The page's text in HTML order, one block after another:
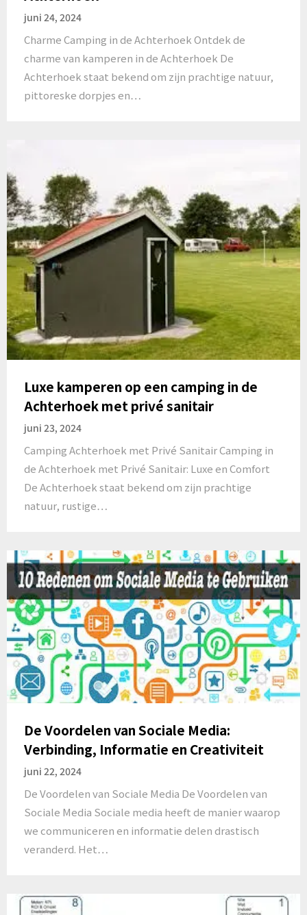
juni 24, 2024
Charme Camping in de Achterhoek Ontdek de
charme van kamperen in de Achterhoek De
Achterhoek staat bekend om zijn prachtige natuur,
pittoreske dorpjes en…
Luxe kamperen op een camping in de
Achterhoek met privé sanitair
juni 23, 2024
Camping Achterhoek met Privé Sanitair Camping in
de Achterhoek met Privé Sanitair: Luxe en Comfort
De Achterhoek staat bekend om zijn prachtige
natuur, rustige…
De Voordelen van Sociale Media:
Verbinding, Informatie en Creativiteit
juni 22, 2024
De Voordelen van Sociale Media De Voordelen van
Sociale Media Sociale media heeft de manier waarop
we communiceren en informatie delen drastisch
veranderd. Het…